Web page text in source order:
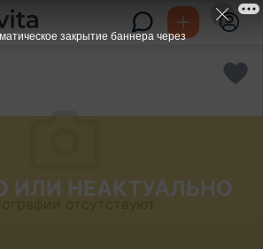
ИЛИ НЕАКТУАЛЬНО
закрытие баннера через